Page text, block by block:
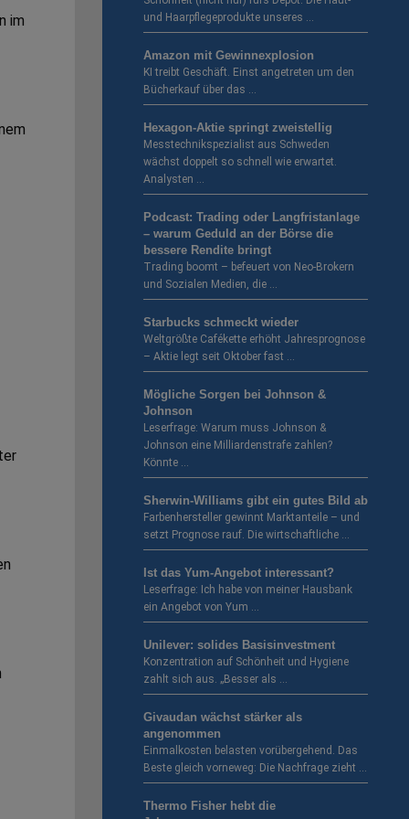
im
und Haarpflegeprodukte unseres …
Amazon mit Gewinnexplosion
KI treibt Geschäft. Einst angetreten um den
Bücherkauf über das …
Hexagon-Aktie springt zweistellig
Messtechnikspezialist aus Schweden
wächst doppelt so schnell wie erwartet.
Analysten …
Podcast: Trading oder Langfristanlage
– warum Geduld an der Börse die
bessere Rendite bringt
Trading boomt – befeuert von Neo-Brokern
und Sozialen Medien, die …
Starbucks schmeckt wieder
Weltgrößte Cafékette erhöht Jahresprognose
– Aktie legt seit Oktober fast …
Mögliche Sorgen bei Johnson &
Johnson
Leserfrage: Warum muss Johnson &
Johnson eine Milliardenstrafe zahlen?
Könnte …
Sherwin-Williams gibt ein gutes Bild ab
Farbenhersteller gewinnt Marktanteile – und
setzt Prognose rauf. Die wirtschaftliche …
Ist das Yum-Angebot interessant?
Leserfrage: Ich habe von meiner Hausbank
ein Angebot von Yum …
Unilever: solides Basisinvestment
Konzentration auf Schönheit und Hygiene
zahlt sich aus. „Besser als …
Givaudan wächst stärker als
angenommen
Einmalkosten belasten vorübergehend. Das
Beste gleich vorneweg: Die Nachfrage zieht …
Thermo Fisher hebt die